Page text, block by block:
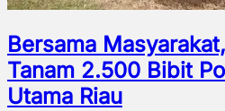
Bersama
Tanam 2.500 Bibit
Utama Riau